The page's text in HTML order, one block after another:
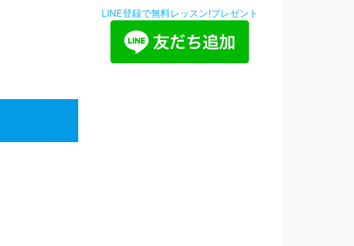
LINE登録で無料レッスン!プレゼント